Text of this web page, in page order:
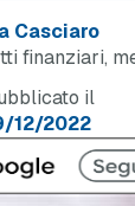
Casciaro
finanziari,
il
12/2022